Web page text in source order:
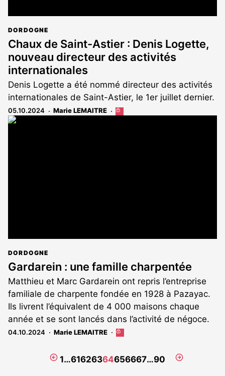
DORDOGNE
Chaux de Saint-Astier : Denis Logette,
nouveau directeur des activités
internationales
Denis Logette a été nommé directeur des activités
internationales de Saint-Astier, le 1er juillet dernier.
05.10.2024 Marie LEMAITRE
Cet
DORDOGNE
Gardarein : une famille charpentée
Matthieu et Marc Gardarein ont repris l’entreprise
familiale de charpente fondée en 1928 à Pazayac.
Ils livrent l’équivalent de 4 000 maisons chaque
année et se sont lancés dans l’activité de négoce.
04.10.2024 Marie LEMAITRE
Cet
réservé
Page
1…61626364656667…90
Page